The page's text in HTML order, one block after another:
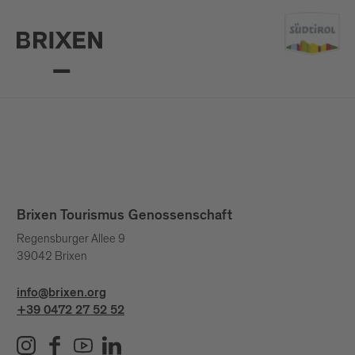
Brixen Tourismus Genossenschaft
Regensburger Allee 9
39042 Brixen
info@brixen.org
+39 0472 27 52 52